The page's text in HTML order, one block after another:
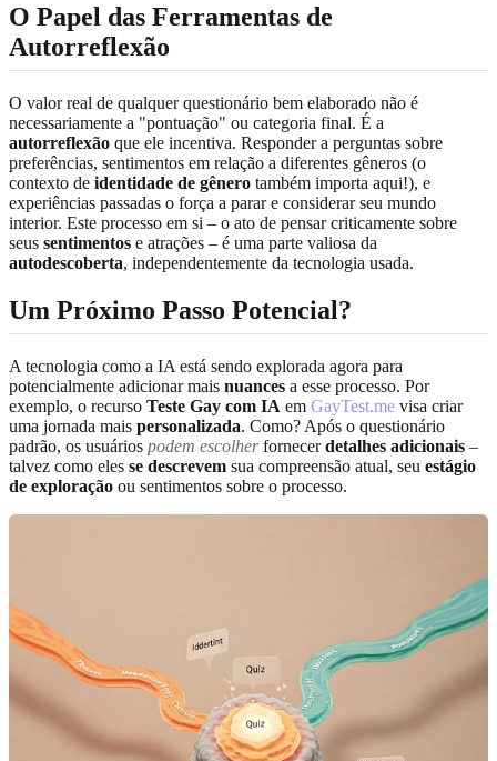
O Papel das Ferramentas de
Autorreflexão
O valor real de qualquer questionário bem elaborado não é
necessariamente a "pontuação" ou categoria final. É a
autorreflexão que ele incentiva. Responder a perguntas sobre
preferências, sentimentos em relação a diferentes gêneros (o
contexto de identidade de gênero também importa aqui!), e
experiências passadas o força a parar e considerar seu mundo
interior. Este processo em si – o ato de pensar criticamente sobre
seus sentimentos e atrações – é uma parte valiosa da
autodescoberta, independentemente da tecnologia usada.
Um Próximo Passo Potencial?
A tecnologia como a IA está sendo explorada agora para
potencialmente adicionar mais nuances a esse processo. Por
exemplo, o recurso Teste Gay com IA em GayTest.me visa criar
uma jornada mais personalizada. Como? Após o questionário
padrão, os usuários podem escolherfornecerdetalhes adicionais –
talvez como eles se descrevem sua compreensão atual, seu estágio
de exploração ou sentimentos sobre o processo.